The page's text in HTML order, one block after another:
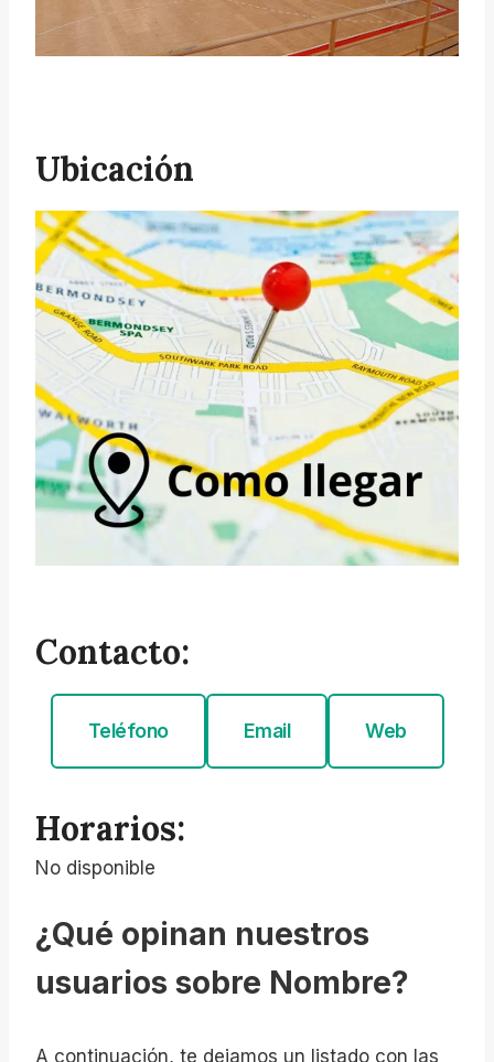
Ubicación
Contacto:
Teléfono Email Web
Horarios:
No disponible
¿Qué opinan nuestros
usuarios sobre Nombre?
A continuación, te dejamos un listado con las